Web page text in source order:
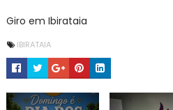
Giro em Ibirataia
IBIRATAIA